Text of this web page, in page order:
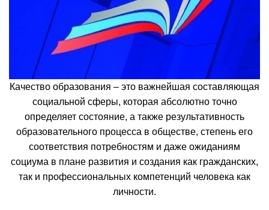
Качество образования – это важнейшая составляющая
социальной сферы, которая абсолютно точно
определяет состояние, а также результативность
образовательного процесса в обществе, степень его
соответствия потребностям и даже ожиданиям
социума в плане развития и создания как гражданских,
так и профессиональных компетенций человека как
личности.